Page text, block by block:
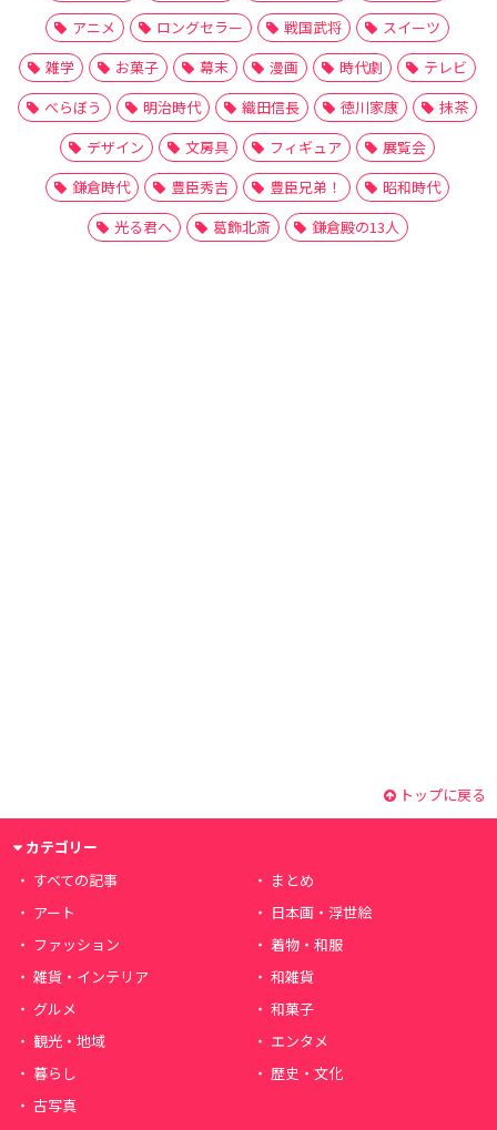
アニメ
ロングセラー 戦国武将
スイーツ
雑学
お菓子 幕末 漫画 時代劇
テレビ
べらぼう
明治時代 織田信長 徳川家康
抹茶
デザイン
文房具 フィギュア
展覧会
鎌倉時代
豊臣秀吉 豊臣兄弟！
昭和時代
光る君へ
葛飾北斎 鎌倉殿の13人
トップに戻る
カテゴリー
すべての記事
まとめ
アート
日本画・浮世絵
ファッション
着物・和服
雑貨・インテリア
和雑貨
グルメ
和菓子
観光・地域
エンタメ
暮らし
歴史・文化
古写真